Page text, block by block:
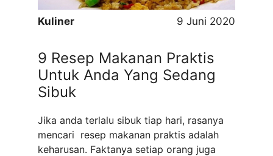
Kuliner 9 Juni 2020
9 Resep Makanan Praktis
Untuk Anda Yang Sedang
Sibuk
Jika anda terlalu sibuk tiap hari, rasanya
mencari resep makanan praktis adalah
keharusan. Faktanya setiap orang juga